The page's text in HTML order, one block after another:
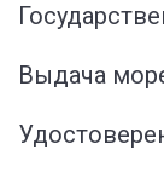
Выдача